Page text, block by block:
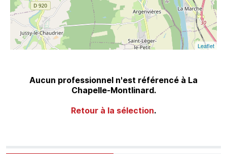
Leaflet
Aucun professionnel n'est référencé à La
Chapelle-Montlinard.
Retour à la sélection.